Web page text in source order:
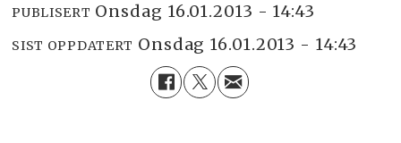
PUBLISERT onsdag 16.01.2013 - 14:43
SIST OPPDATERT onsdag 16.01.2013 - 14:43